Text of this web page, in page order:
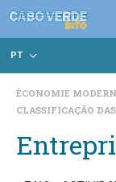
PT
ÉCONOMIE
CLASSIFICAÇÃO